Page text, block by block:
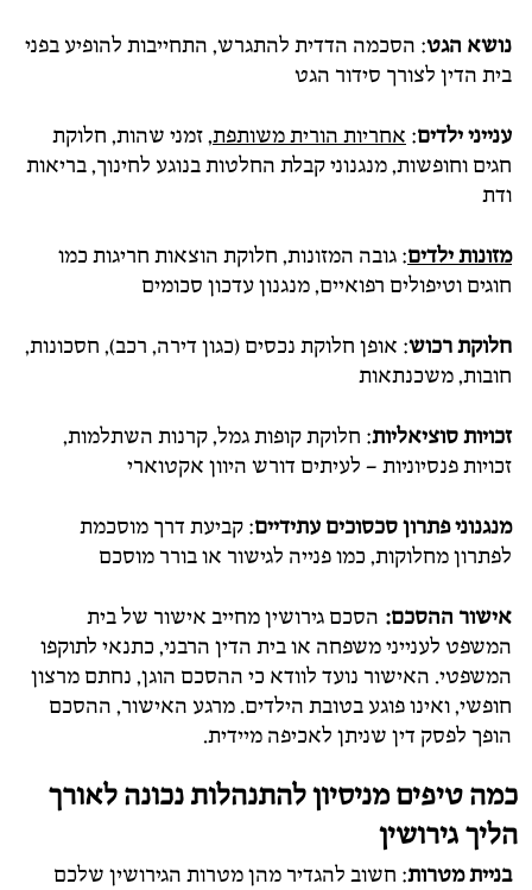
נושא הגט: הסכמה הדדית להתגרש, התחייבות להופיע בפני
בית הדין לצורך סידור הגט
ענייני ילדים: אחריות הורית משותפת, זמני שהות, חלוקת
חגים וחופשות, מנגנוני קבלת החלטות בנוגע לחינוך, בריאות
ודת
מזונות ילדים: גובה המזונות, חלוקת הוצאות חריגות כמו
חוגים וטיפולים רפואיים, מנגנון עדכון סכומים
חלוקת רכוש: אופן חלוקת נכסים (כגון דירה, רכב), חסכונות,
חובות, משכנתאות
זכויות סוציאליות: חלוקת קופות גמל, קרנות השתלמות,
זכויות פנסיוניות – לעיתים דורש היוון אקטוארי
מנגנוני פתרון סכסוכים עתידיים: קביעת דרך מוסכמת
לפתרון מחלוקות, כמו פנייה לגישור או בורר מוסכם
אישור ההסכם: הסכם גירושין מחייב אישור של בית
המשפט לענייני משפחה או בית הדין הרבני, כתנאי לתוקפו
המשפטי. האישור נועד לוודא כי ההסכם הוגן, נחתם מרצון
חופשי, ואינו פוגע בטובת הילדים. מרגע האישור, ההסכם
הופך לפסק דין שניתן לאכיפה מיידית.
כמה טיפים מניסיון להתנהלות נכונה לאורך
הליך גירושין
בניית מטרות: חשוב להגדיר מהן מטרות הגירושין שלכם